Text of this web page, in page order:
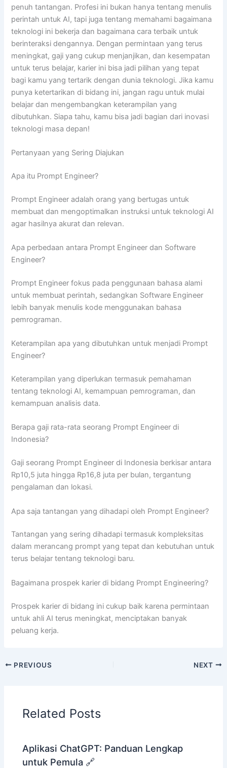
penuh tantangan. Profesi ini bukan hanya tentang menulis
perintah untuk AI, tapi juga tentang memahami bagaimana
teknologi ini bekerja dan bagaimana cara terbaik untuk
berinteraksi dengannya. Dengan permintaan yang terus
meningkat, gaji yang cukup menjanjikan, dan kesempatan
untuk terus belajar, karier ini bisa jadi pilihan yang tepat
bagi kamu yang tertarik dengan dunia teknologi. Jika kamu
punya ketertarikan di bidang ini, jangan ragu untuk mulai
belajar dan mengembangkan keterampilan yang
dibutuhkan. Siapa tahu, kamu bisa jadi bagian dari inovasi
teknologi masa depan!
Pertanyaan yang Sering Diajukan
Apa itu Prompt Engineer?
Prompt Engineer adalah orang yang bertugas untuk
membuat dan mengoptimalkan instruksi untuk teknologi AI
agar hasilnya akurat dan relevan.
Apa perbedaan antara Prompt Engineer dan Software
Engineer?
Prompt Engineer fokus pada penggunaan bahasa alami
untuk membuat perintah, sedangkan Software Engineer
lebih banyak menulis kode menggunakan bahasa
pemrograman.
Keterampilan apa yang dibutuhkan untuk menjadi Prompt
Engineer?
Keterampilan yang diperlukan termasuk pemahaman
tentang teknologi AI, kemampuan pemrograman, dan
kemampuan analisis data.
Berapa gaji rata-rata seorang Prompt Engineer di
Indonesia?
Gaji seorang Prompt Engineer di Indonesia berkisar antara
Rp10,5 juta hingga Rp16,8 juta per bulan, tergantung
pengalaman dan lokasi.
Apa saja tantangan yang dihadapi oleh Prompt Engineer?
Tantangan yang sering dihadapi termasuk kompleksitas
dalam merancang prompt yang tepat dan kebutuhan untuk
terus belajar tentang teknologi baru.
Bagaimana prospek karier di bidang Prompt Engineering?
Prospek karier di bidang ini cukup baik karena permintaan
untuk ahli AI terus meningkat, menciptakan banyak
peluang kerja.
PREVIOUS NEXT
Related Posts
Aplikasi ChatGPT: Panduan Lengkap
untuk Pemula 🔗